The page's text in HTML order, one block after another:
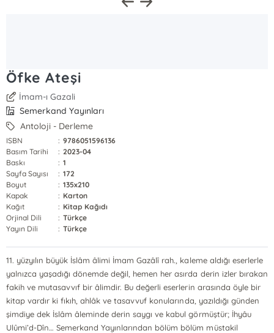
Öfke Ateşi
İmam-ı Gazali
Semerkand Yayınları
Antoloji - Derleme
ISBN : 9786051596136
Basım Tarihi
: 2023-04
Baskı
: 1
Sayfa Sayısı
: 172
Boyut
: 135x210
Kapak
: Karton
Kağıt
: Kitap Kağıdı
Orjinal Dili
: Türkçe
Yayın Dili
: Türkçe
11. yüzyılın büyük İslâm âlimi İmam Gazâlî rah., kaleme aldığı eserlerle
yalnızca yaşadığı dönemde değil, hemen her asırda derin izler bırakan
fakih ve mutasavvıf bir âlimdir. Bu değerli eserlerin arasında öyle bir
kitap vardır ki fıkıh, ahlâk ve tasavvuf konularında, yazıldığı günden
şimdiye dek İslâm âleminde derin saygı ve kabul görmüştür; İhyâu
Ulûmi’d-Dîn… Semerkand Yayınlarından bölüm bölüm müstakil